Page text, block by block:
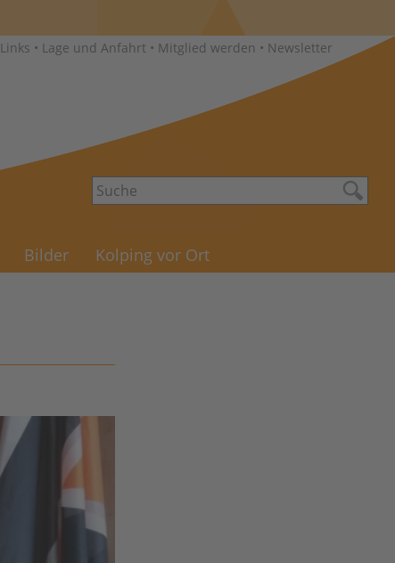
Links • Lage und Anfahrt • Mitglied werden • Newsletter
Bilder Kolping vor Ort